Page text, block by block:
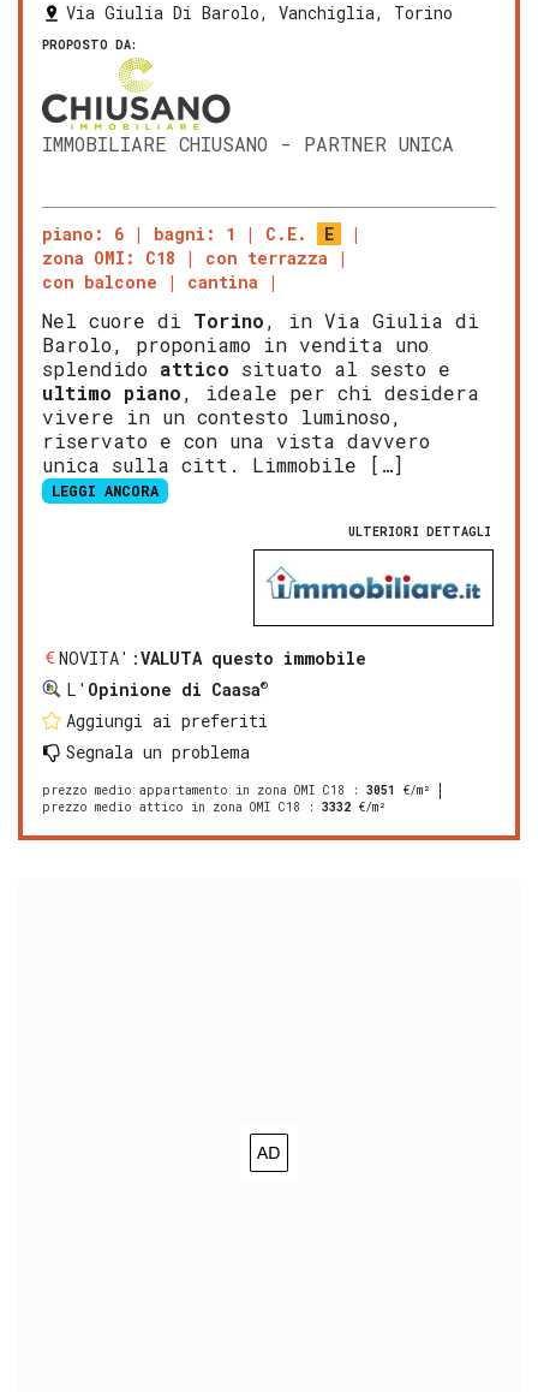
Via Giulia Di Barolo, Vanchiglia, Torino
PROPOSTO DA:
IMMOBILIARE CHIUSANO - PARTNER UNICA
piano: 6 bagni: 1 C.E.
E
zona OMI: C18
con terrazza
con balcone
cantina
Nel cuore di Torino, in Via Giulia di
Barolo, proponiamo in vendita uno
splendido attico situato al sesto e
ultimo piano, ideale per chi desidera
vivere in un contesto luminoso,
riservato e con una vista davvero
unica sulla citt. Limmobile […]
LEGGI ANCORA
ULTERIORI DETTAGLI
NOVITA':VALUTA questo immobile
L' Opinione di Caasa®
Aggiungi ai preferiti
Segnala un problema
prezzo medio appartamento in zona OMI C18 : 3051
€/m²
prezzo medio attico in zona OMI C18 : 3332 €/m²